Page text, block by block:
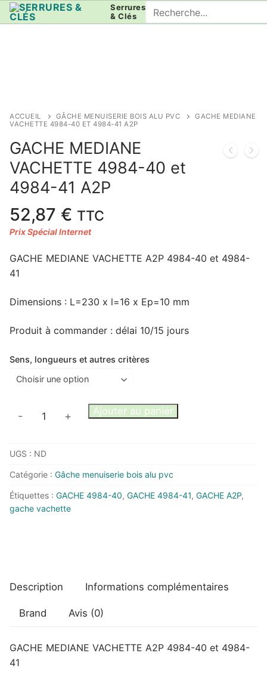
Aller
au
Serrures
& Clés
Rechercher
:
ACCUEIL GÂCHE MENUISERIE BOIS ALU PVC
GACHE MEDIANE
VACHETTE 4984-40 ET 4984-41 A2P
GACHE MEDIANE
VACHETTE 4984-40 et
4984-41 A2P
52,87 € TTC
GACHE MEDIANE VACHETTE A2P 4984-40 et 4984-
41
Dimensions : L=230 x l=16 x Ep=10 mm
Produit à commander : délai 10/15 jours
Sens, longueurs et autres critères
quantité
MEDIANE
VACHETTE
40
et
- + Ajouter au panier
UGS : ND
Catégorie : Gâche menuiserie bois alu pvc
Étiquettes : GACHE 4984-40, GACHE 4984-41, GACHE A2P,
gache vachette
Description Informations complémentaires
Brand Avis (0)
GACHE MEDIANE VACHETTE A2P 4984-40 et 4984-
41